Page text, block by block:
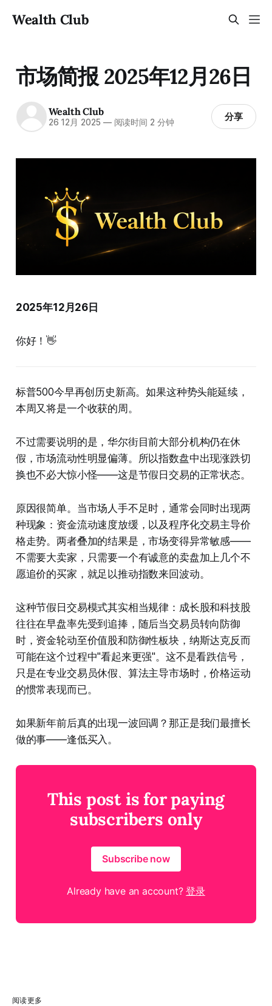
Wealth Club
市场简报 2025年12月26日
Wealth Club
26 12月 2025 —阅读时间 2 分钟 分享
2025年12月26日
你好！👋
标普500今早再创历史新高。如果这种势头能延续，
本周又将是一个收获的周。
不过需要说明的是，华尔街目前大部分机构仍在休
假，市场流动性明显偏薄。所以指数盘中出现涨跌切
换也不必大惊小怪——这是节假日交易的正常状态。
原因很简单。当市场人手不足时，通常会同时出现两
种现象：资金流动速度放缓，以及程序化交易主导价
格走势。两者叠加的结果是，市场变得异常敏感——
不需要大卖家，只需要一个有诚意的卖盘加上几个不
愿追价的买家，就足以推动指数来回波动。
这种节假日交易模式其实相当规律：成长股和科技股
往往在早盘率先受到追捧，随后当交易员转向防御
时，资金轮动至价值股和防御性板块，纳斯达克反而
可能在这个过程中"看起来更强"。这不是看跌信号，
只是在专业交易员休假、算法主导市场时，价格运动
的惯常表现而已。
如果新年前后真的出现一波回调？那正是我们最擅长
做的事——逢低买入。
This post is for paying
subscribers only
Subscribe now
Already have an account?登录
阅读更多